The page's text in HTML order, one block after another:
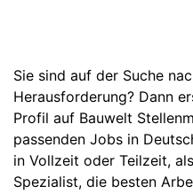
Sie sind auf der Suche
Herausforderung? Dann
Profil auf Bauwelt
passenden Jobs in
in Vollzeit oder Teilzeit,
Spezialist, die besten